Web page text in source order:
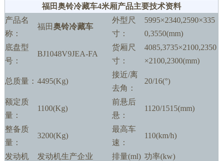
福田奥铃冷藏车4米厢产品主要技术资料
产品名
称：
福田奥铃冷藏车
外型尺
寸：
5995×2340,2590×335
0,3550(mm)
底盘型
号：
BJ1048V9JEA-FA
货厢尺
寸：
4085,3735×2100,2350
×2100,2300(mm)
总质量： 4495(Kg)
接近/离
去角：
20/16(°)
额定质
量：
1100(Kg)
前悬后
悬：
1120/1515(mm)
整备质
量：
3200(Kg)
最高车
速：
110(km/h)
发动机 发动机生产企业 排量(ml) 功率(kw)